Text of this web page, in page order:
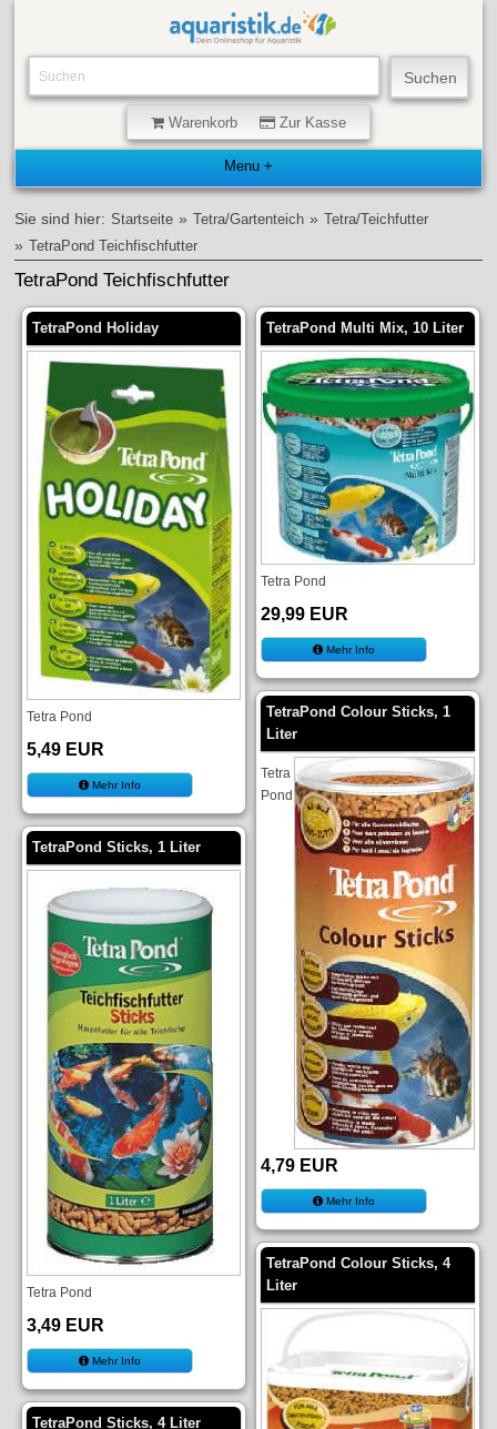
Warenkorb Zur Kasse
Sie sind hier: Startseite » Tetra/Gartenteich » Tetra/Teichfutter
» TetraPond Teichfischfutter
TetraPond Teichfischfutter
TetraPond Holiday
Tetra Pond
5,49 EUR
Mehr Info
TetraPond Sticks, 1 Liter
Tetra Pond
3,49 EUR
Mehr Info
TetraPond Sticks, 4 Liter
TetraPond Multi Mix, 10 Liter
Tetra Pond
29,99 EUR
Mehr Info
TetraPond Colour Sticks, 1
Liter
Tetra
Pond
4,79 EUR
Mehr Info
TetraPond Colour Sticks, 4
Liter